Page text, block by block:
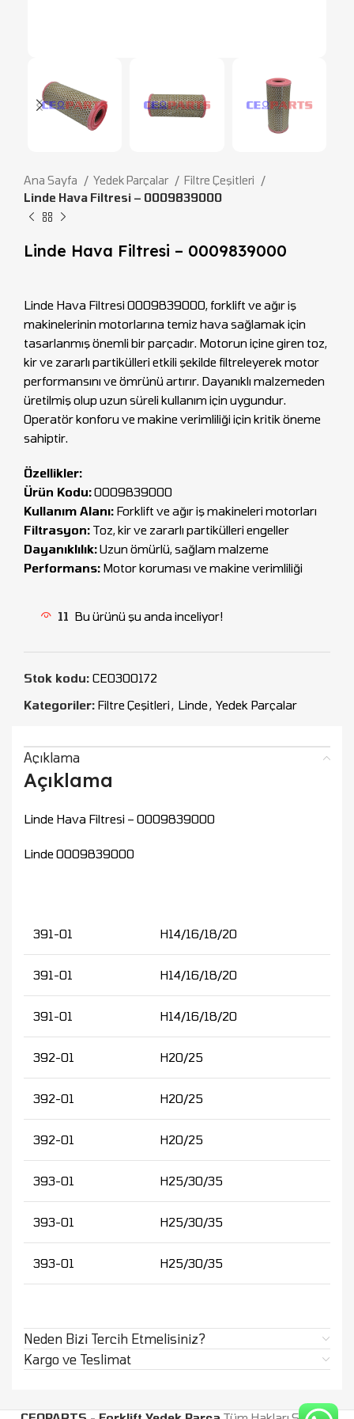
Ana Sayfa Yedek Parçalar
Filtre Çeşitleri
Linde Hava Filtresi – 0009839000
Linde Hava Filtresi – 0009839000
Linde Hava Filtresi 0009839000, forklift ve ağır iş
makinelerinin motorlarına temiz hava sağlamak için
tasarlanmış önemli bir parçadır. Motorun içine giren toz,
kir ve zararlı partikülleri etkili şekilde filtreleyerek motor
performansını ve ömrünü artırır. Dayanıklı malzemeden
üretilmiş olup uzun süreli kullanım için uygundur.
Operatör konforu ve makine verimliliği için kritik öneme
sahiptir.
Özellikler:
Ürün Kodu:0009839000
Kullanım Alanı: Forklift ve ağır iş makineleri motorları
Filtrasyon: Toz, kir ve zararlı partikülleri engeller
Dayanıklılık:Uzun ömürlü, sağlam malzeme
Performans: Motor koruması ve makine verimliliği
11 Bu ürünü şu anda inceliyor!
Stok kodu: CEO300172
Kategoriler: Filtre Çeşitleri, Linde, Yedek Parçalar
Açıklama
Açıklama
Linde Hava Filtresi – 0009839000
Linde 0009839000
391-01 H14/16/18/20
391-01 H14/16/18/20
391-01 H14/16/18/20
392-01 H20/25
392-01 H20/25
392-01 H20/25
393-01 H25/30/35
393-01 H25/30/35
393-01 H25/30/35
Neden Bizi Tercih Etmelisiniz?
Kargo ve Teslimat